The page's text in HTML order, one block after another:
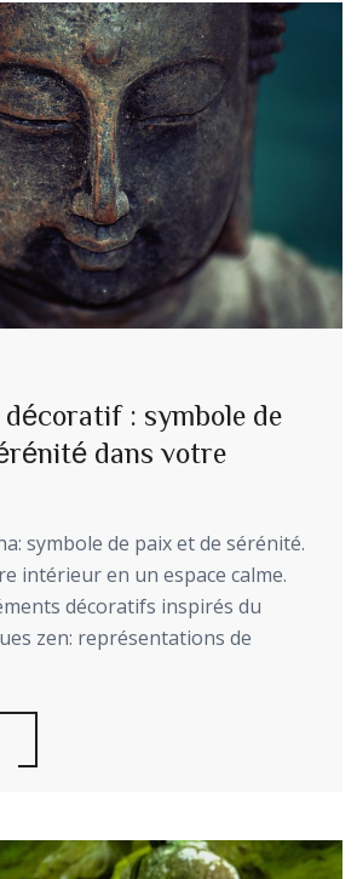
décoratif : symbole de
dans votre
symbole de paix et de sérénité.
intérieur en un espace calme.
décoratifs inspirés du
zen: représentations de